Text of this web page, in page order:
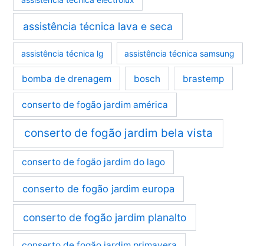
assistência técnica lava e seca
assistência técnica lg assistência técnica samsung
bomba de drenagem bosch brastemp
conserto de fogão jardim américa
conserto de fogão jardim bela vista
conserto de fogão jardim do lago
conserto de fogão jardim europa
conserto de fogão jardim planalto